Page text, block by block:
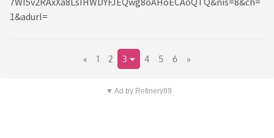
« 1 2 3 4 5 6 »
▼ Ad by Refinery89